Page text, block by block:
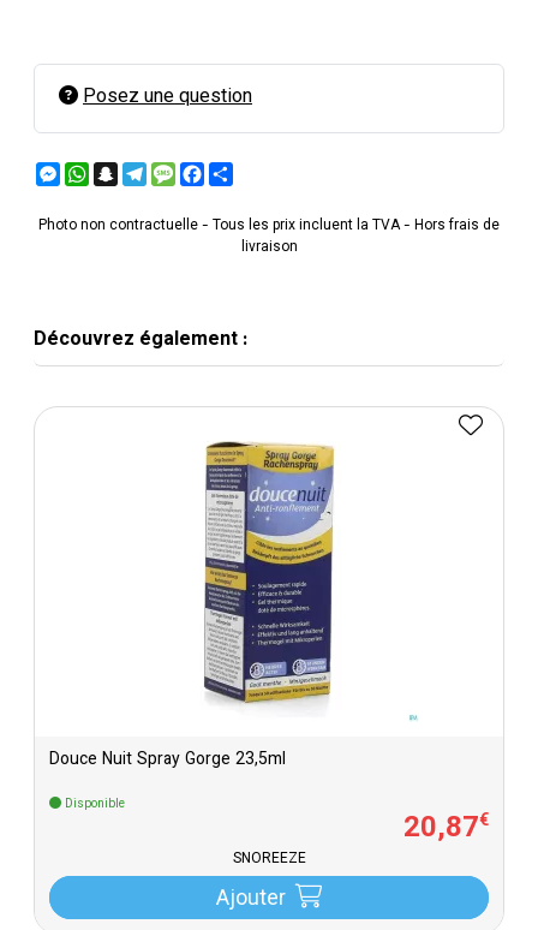
Posez une question
Messenger
WhatsApp
Snapchat
Telegram
MessageFacebook
Photo non contractuelle - Tous les prix incluent la TVA - Hors frais de
livraison
Découvrez également :
Douce Nuit Spray Gorge 23,5ml
Disponible
20,87€
SNOREEZE
Ajouter